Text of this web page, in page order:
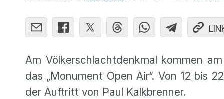
Am Völkerschlachtdenkmal kommen
das „Monument Open Air“. Von 12 bis
der Auftritt von Paul Kalkbrenner.